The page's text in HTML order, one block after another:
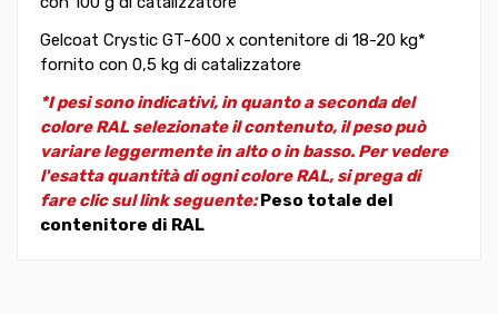
Gelcoat Crystic GT-600 x contenitore di 18-20 kg*
fornito con 0,5 kg di catalizzatore
*I pesi sono indicativi, in quanto a seconda del
colore RAL selezionate il contenuto, il peso può
variare leggermente in alto o in basso. Per vedere
l'esatta quantità di ogni colore RAL, si prega di
fare clic sul link seguente:Peso totale del
contenitore di RAL